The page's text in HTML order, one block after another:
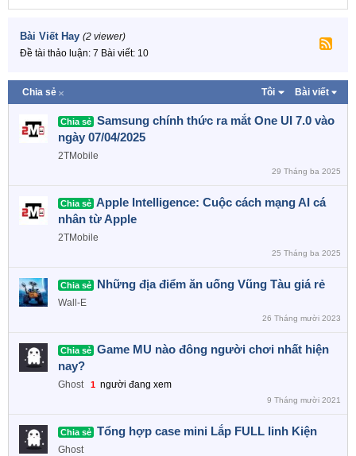
Bài Viết Hay (2 viewer)
Đề tài thảo luận 7 Bài viết 10
Chia sẻ Tôi Bài viết
Chia sẻ Samsung chính thức ra mắt One UI 7.0 vào
ngày 07/04/2025
2TMobile
29 Tháng ba 2025
Chia sẻ Apple Intelligence: Cuộc cách mạng AI cá
nhân từ Apple
2TMobile
25 Tháng ba 2025
Chia sẻ Những địa điểm ăn uống Vũng Tàu giá rẻ
Wall-E
26 Tháng mười 2023
Chia sẻ Game MU nào đông người chơi nhất hiện
nay?
Ghost 1 người đang xem
9 Tháng mười 2021
Chia sẻ Tổng hợp case mini Lắp FULL linh Kiện
Ghost